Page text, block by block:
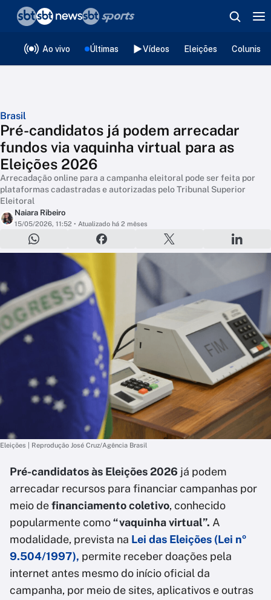
Ao vivo Últimas Vídeos Eleições
Brasil
Pré-candidatos já podem arrecadar
fundos via vaquinha virtual para as
Eleições 2026
Arrecadação online para a campanha eleitoral pode ser feita por
plataformas cadastradas e autorizadas pelo Tribunal Superior
Eleitoral
Naiara Ribeiro
15/05/2026, 11:52 • Atualizado há 2 mêses
Eleições | Reprodução José Cruz/Agência Brasil
Pré-candidatos às Eleições 2026 já podem
arrecadar recursos para financiar campanhas por
meio definanciamento coletivo, conhecido
popularmente como“vaquinha virtual”. A
modalidade, prevista na Lei das Eleições (Lei nº
9.504/1997), permite receber doações pela
internet antes mesmo do início oficial da
campanha, por meio de sites, aplicativos e outras
❮voltar
Editorias